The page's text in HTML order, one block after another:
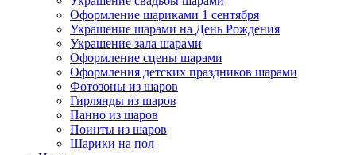
Оформление шариками 1 сентября
Украшение шарами на День Рождения
Украшение зала шарами
Оформление сцены шарами
Оформления детских праздников шарами
Фотозоны из шаров
Гирлянды из шаров
Панно из шаров
Поинты из шаров
Шарики на пол